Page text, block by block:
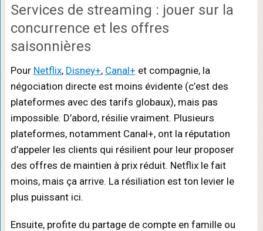
Services de streaming : jouer sur la
concurrence et les offres
saisonnières
Pour Netflix, Disney+, Canal+ et compagnie, la
négociation directe est moins évidente (c’est des
plateformes avec des tarifs globaux), mais pas
impossible. D’abord, résilie vraiment. Plusieurs
plateformes, notamment Canal+, ont la réputation
d’appeler les clients qui résilient pour leur proposer
des offres de maintien à prix réduit. Netflix le fait
moins, mais ça arrive. La résiliation est ton levier le
plus puissant ici.
Ensuite, profite du partage de compte en famille ou